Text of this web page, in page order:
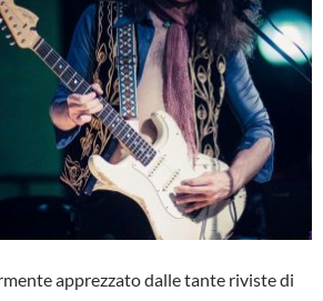
apprezzato dalle tante riviste di